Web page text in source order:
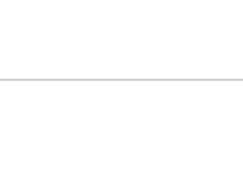
底比較